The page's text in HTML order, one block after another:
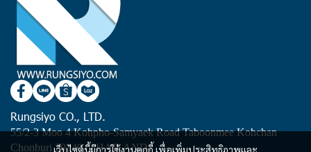
เว็บไซต์นี้มีการใช้งานคุกกี้ เพื่อเพิ่มประสิทธิภาพและ
Rungsiyo CO., LTD.
55/2-3 Moo 4 Kohpho-Samyaek Road Taboonmee Kohchan
Chonburi 20240 (THAILAND)